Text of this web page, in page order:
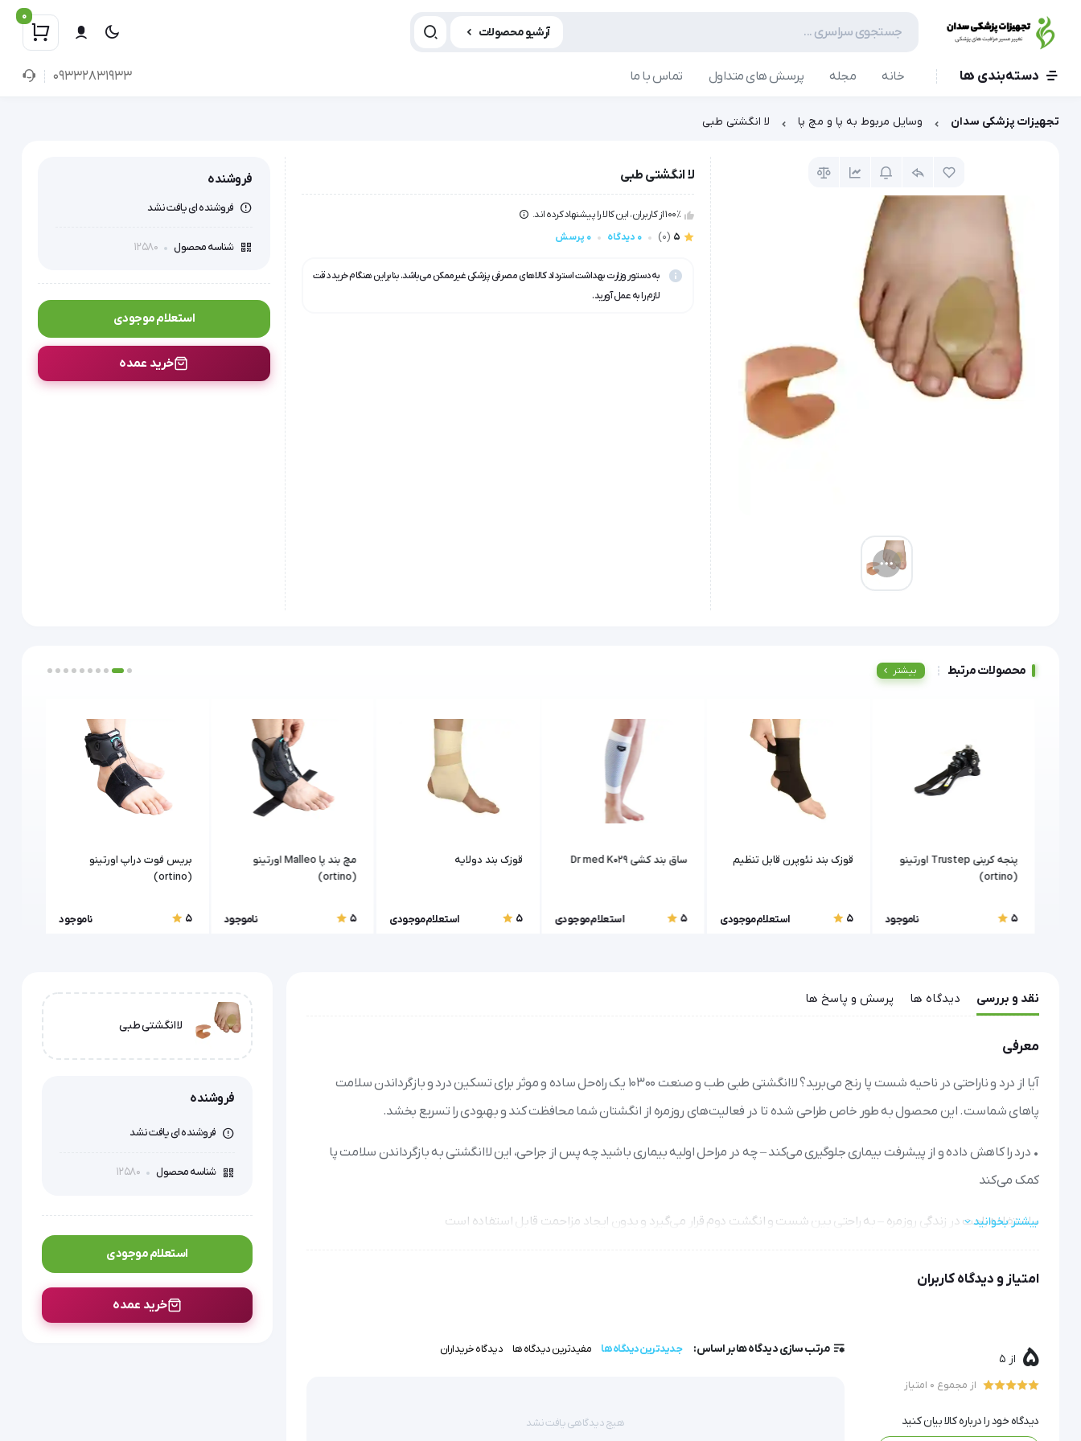
آرشیو محصولات
0
دسته‌بندی ها خانه مجله پرسش های متداول تماس با ما 09332831933
تجهیزات پزشکی سدان وسایل مربوط به پا و مچ پا لا انگشتی طبی
لا انگشتی طبی
100٪ از کاربران، این کالا را پیشنهاد کرده اند.
5
(0) 0 دیدگاه 0 پرسش
به دستور وزارت بهداشت استرداد کالاهای مصرفی پزشکی غیرممکن می‌باشد. بنابراین هنگام خرید دقت
لازم را به عمل آورید.
فروشنده
فروشنده ای یافت نشد
شناسه محصول 12580
استعلام موجودی
خرید عمده
محصولات مرتبط بیشتر
پنجه کربنی Trustep اورتینو
(ortino)
5 ناموجود
قوزک بند نئوپرن قابل تنظیم
5 استعلام موجودی
ساق بند کشی Dr med K029
5 استعلام موجودی
قوزک بند دولایه
5 استعلام موجودی
مچ بند پا Malleo اورتینو
(ortino)
5 ناموجود
بریس فوت دراپ اورتینو
(ortino)
5 ناموجود
نقد و بررسی دیدگاه ها پرسش و پاسخ ها
معرفی
آیا از درد و ناراحتی در ناحیه شست پا رنج می‌برید؟ لاانگشتی طبی طب و صنعت 10300 یک راه‌حل ساده و موثر برای تسکین درد و بازگرداندن سلامت
پاهای شماست. این محصول به طور خاص طراحی شده تا در فعالیت‌های روزمره از انگشتان شما محافظت کند و بهبودی را تسریع بخشد.
• درد را کاهش داده و از پیشرفت بیماری جلوگیری می‌کند – چه در مراحل اولیه بیماری باشید چه پس از جراحی، این لاانگشتی به بازگرداندن سلامت پا
کمک می‌کند
• استفاده راحت در زندگی روزمره – به راحتی بین شست و انگشت دوم قرار می‌گیرد و بدون ایجاد مزاحمت قابل استفاده است
توجه: استفاده از این لاانگشتی طبی باید تحت نظر پزشک انجام شود تا بهترین نتایج حاصل گردد.
لا انگشتی طبی طب و صنعت 10300 :
بیشتر بخوانید
امتیاز و دیدگاه کاربران
5 از 5
از مجموع 0 امتیاز
دیدگاه خود را درباره کالا بیان کنید
مرتب سازی دیدگاه ها بر اساس: جدیدترین دیدگاه ها مفیدترین دیدگاه ها دیدگاه خریداران
هیچ دیدگاهی یافت نشد
لا انگشتی طبی
فروشنده
فروشنده ای یافت نشد
شناسه محصول 12580
استعلام موجودی
خرید عمده